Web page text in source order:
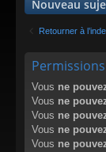
Nouveau
Retourner à
Vous ne
Vous ne
Vous ne
Vous ne
Vous ne